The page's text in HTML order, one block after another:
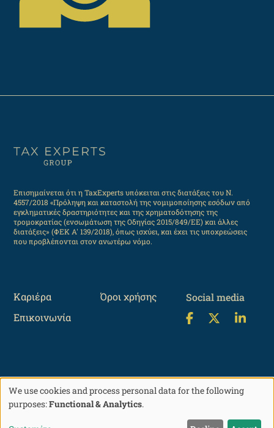
Επισημαίνεται ότι η TaxExperts υπόκειται στις διατάξεις του Ν.
4557/2018 «Πρόληψη και καταστολή της νομιμοποίησης εσόδων από
εγκληματικές δραστηριότητες και της χρηματοδότησης της
τρομοκρατίας (ενσωμάτωση της Οδηγίας 2015/849/ΕΕ) και άλλες
διατάξεις» (ΦΕΚ Α' 139/2018), όπως ισχύει, και έχει τις υποχρεώσεις
που προβλέπονται στον ανωτέρω νόμο.
Καριέρα
Επικοινωνία
Όροι χρήσης Social media
©2004-2026 TaxExperts, All rights reserved
Use
of
We use cookies and process personal data for the following
purposes:Functional & Analytics.